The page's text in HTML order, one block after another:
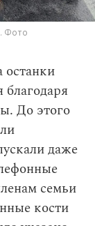
Фото
останки
благодаря
До этого
даже
семьи
кости